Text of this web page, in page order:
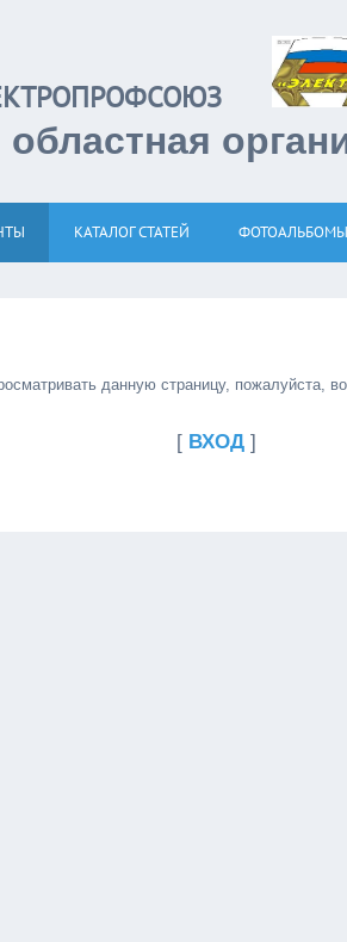
областная
КАТАЛОГ СТАТЕЙ ФОТОАЛЬБОМЫ
данную страницу, пожалуйста,
[ ВХОД ]